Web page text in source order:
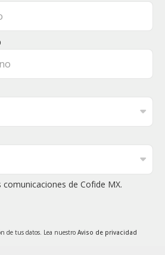
de Cofide MX.
de tus datos. Lea nuestro Aviso de privacidad